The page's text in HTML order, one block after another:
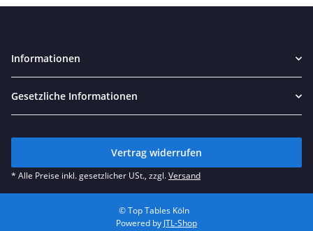
Informationen
Gesetzliche Informationen
Vertrag widerrufen
* Alle Preise inkl. gesetzlicher USt., zzgl.Versand
© Top Tables Köln
Powered by JTL-Shop